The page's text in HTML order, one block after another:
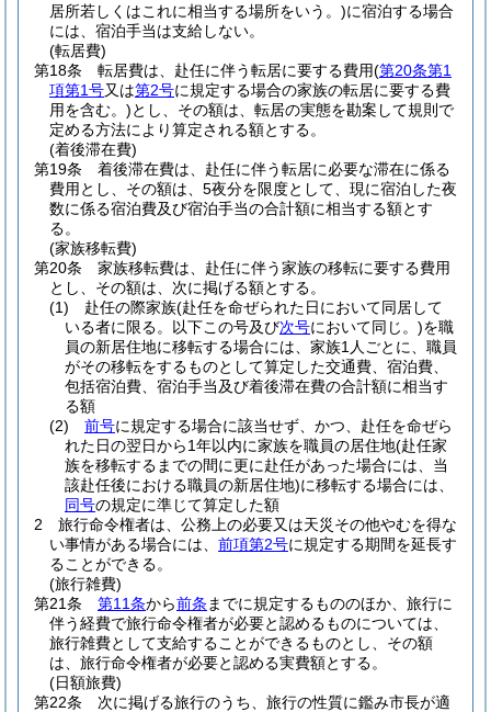
居所若しくはこれに相当する場所をいう。)に宿泊する場合
には、宿泊手当は支給しない。
(転居費)
第18条
転居費は、赴任に伴う転居に要する費用(第20条第1
項第1号又は第2号に規定する場合の家族の転居に要する費
用を含む。)とし、その額は、転居の実態を勘案して規則で
定める方法により算定される額とする。
(着後滞在費)
第19条
着後滞在費は、赴任に伴う転居に必要な滞在に係る
費用とし、その額は、5夜分を限度として、現に宿泊した夜
数に係る宿泊費及び宿泊手当の合計額に相当する額とす
る。
(家族移転費)
第20条
家族移転費は、赴任に伴う家族の移転に要する費用
とし、その額は、次に掲げる額とする。
(1)
赴任の際家族(赴任を命ぜられた日において同居して
いる者に限る。以下この号及び次号において同じ。)を職
員の新居住地に移転する場合には、家族1人ごとに、職員
がその移転をするものとして算定した交通費、宿泊費、
包括宿泊費、宿泊手当及び着後滞在費の合計額に相当す
る額
(2)
前号に規定する場合に該当せず、かつ、赴任を命ぜら
れた日の翌日から1年以内に家族を職員の居住地(赴任家
族を移転するまでの間に更に赴任があった場合には、当
該赴任後における職員の新居住地)に移転する場合には、
同号の規定に準じて算定した額
2
旅行命令権者は、公務上の必要又は天災その他やむを得な
い事情がある場合には、 前項第2号に規定する期間を延長す
ることができる。
(旅行雑費)
第21条
第11条から前条 までに規定するもののほか、旅行に
伴う経費で旅行命令権者が必要と認めるものについては、
旅行雑費として支給することができるものとし、その額
は、旅行命令権者が必要と認める実費額とする。
(日額旅費)
第22条
次に掲げる旅行のうち、旅行の性質に鑑み市長が適